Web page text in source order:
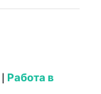
| Работа в